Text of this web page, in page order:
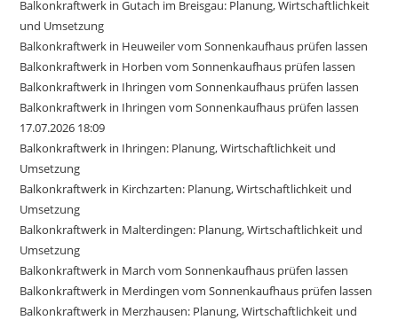
Balkonkraftwerk in Gutach im Breisgau: Planung, Wirtschaftlichkeit
und Umsetzung
Balkonkraftwerk in Heuweiler vom Sonnenkaufhaus prüfen lassen
Balkonkraftwerk in Horben vom Sonnenkaufhaus prüfen lassen
Balkonkraftwerk in Ihringen vom Sonnenkaufhaus prüfen lassen
Balkonkraftwerk in Ihringen vom Sonnenkaufhaus prüfen lassen
17.07.2026 18:09
Balkonkraftwerk in Ihringen: Planung, Wirtschaftlichkeit und
Umsetzung
Balkonkraftwerk in Kirchzarten: Planung, Wirtschaftlichkeit und
Umsetzung
Balkonkraftwerk in Malterdingen: Planung, Wirtschaftlichkeit und
Umsetzung
Balkonkraftwerk in March vom Sonnenkaufhaus prüfen lassen
Balkonkraftwerk in Merdingen vom Sonnenkaufhaus prüfen lassen
Balkonkraftwerk in Merzhausen: Planung, Wirtschaftlichkeit und